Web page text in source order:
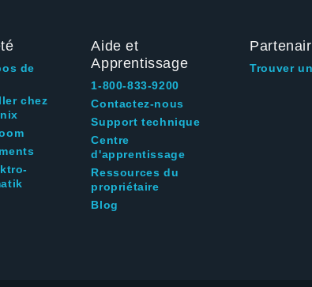
de
chez
Aide et
Apprentissage
1-800-833-9200
Contactez-nous
Support technique
Centre
d'apprentissage
Ressources du
propriétaire
Blog
Trouver